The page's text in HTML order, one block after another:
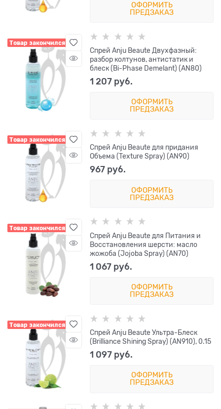
ОФОРМИТЬ
ПРЕДЗАКАЗ
Товар закончился
Спрей Anju Beaute Двухфазный:
разбор колтунов, антистатик и
блеск (Bi-Phase Demelant) (AN80)
1 207 руб.
ОФОРМИТЬ
ПРЕДЗАКАЗ
Товар закончился
Спрей Anju Beaute для придания
Объема (Texture Spray) (AN90)
967 руб.
ОФОРМИТЬ
ПРЕДЗАКАЗ
Товар закончился
Спрей Anju Beaute для Питания и
Восстановления шерсти: масло
жожоба (Jojoba Spray) (AN70)
1 067 руб.
ОФОРМИТЬ
ПРЕДЗАКАЗ
Товар закончился
Спрей Anju Beaute Ультра-Блеск
(Brilliance Shining Spray) (AN910), 0.15
1 097 руб.
ОФОРМИТЬ
ПРЕДЗАКАЗ